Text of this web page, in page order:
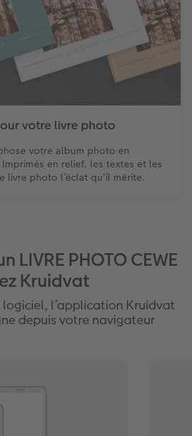
votre livre photo
votre album photo en
en relief, les textes et les
livre photo l’éclat qu'il mérite.
LIVRE PHOTO CEWE
Kruidvat
l’application Kruidvat
depuis votre navigateur